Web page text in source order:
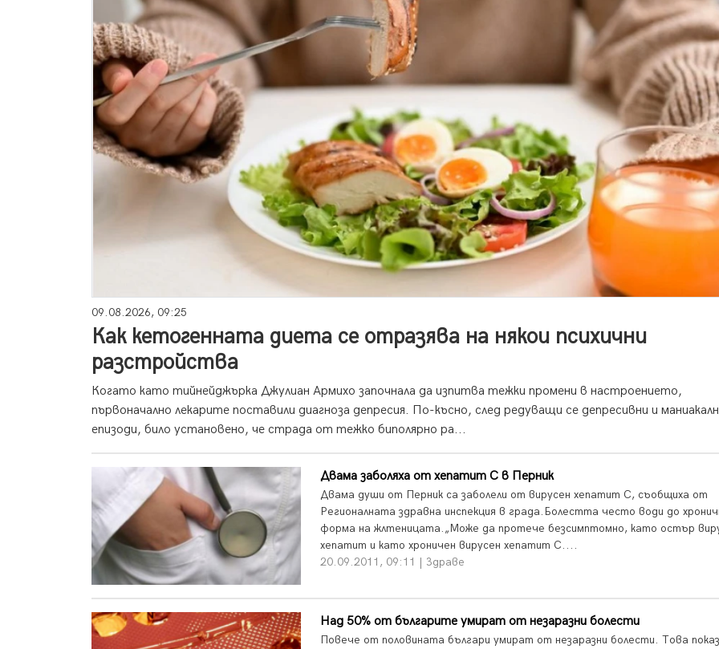
09.08.2026, 09:25
Как кетогенната диета се отразява на някои психични
разстройства
Когато като тийнейджърка Джулиан Армихо започнала да изпитва тежки промени в настроението,
първоначално лекарите поставили диагноза депресия. По-късно, след редуващи се депресивни и
епизоди, било установено, че страда от тежко биполярно ра...
Двама заболяха от хепатит С в Перник
Двама души от Перник са заболели от вирусен хепатит С, съобщиха от
Регионалната здравна инспекция в града.Болестта често води до
форма на жлтеницата.„Може да протече безсимптомно, като остър
хепатит и като хроничен вирусен хепатит С....
20.09.2011, 09:11 | Здраве
Над 50% от българите умират от незаразни болести
Повече от половината българи умират от незаразни болести. Това